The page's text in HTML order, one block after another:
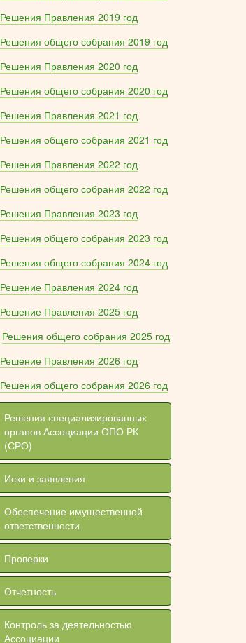
Решения Правления 2019 год
Решения общего собрания 2019 год
Решения Правления 2020 год
Решения общего собрания 2020 год
Решения Правления 2021 год
Решения общего собрания 2021 год
Решения Правления 2022 год
Решения общего собрания 2022 год
Решения Правления 2023 год
Решения общего собрания 2023 год
Решения общего собрания 2024 год
Решение Правления 2024 год
Решение Правления 2025 год
Решения общего собрания 2025 год
Решение Правления 2026 год
Решения общего собрания 2026 год
Решения специализированных
органов Ассоциации ОПО РК
(СРО)
Иски и заявления
Обеспечение имущественной
ответственности
Проверки
Отчетность
Контроль за деятельностью
Ассоциации